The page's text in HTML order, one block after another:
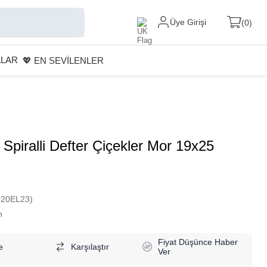
Üye Girişi 0
💖 EN SEVİLENLER
Defter Çiçekler Mor 19x25
Karşılaştır
Fiyat Düşünce Haber
Ver